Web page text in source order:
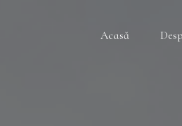
Acasă